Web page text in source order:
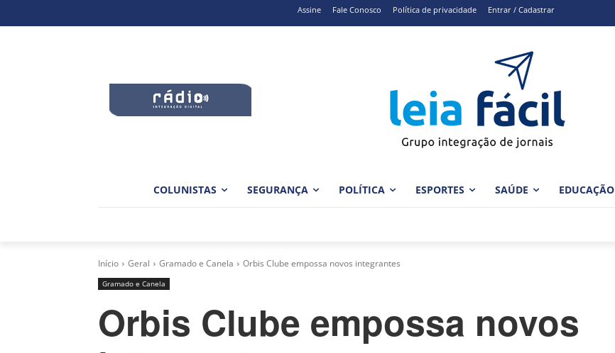
Assine Fale Conosco Política de privacidade Entrar / Cadastrar
COLUNISTAS SEGURANÇA POLÍTICA ESPORTES SAÚDE EDUCAÇÃO
Início Geral Gramado e Canela Orbis Clube empossa novos integrantes
Gramado e Canela
Orbis Clube empossa novos